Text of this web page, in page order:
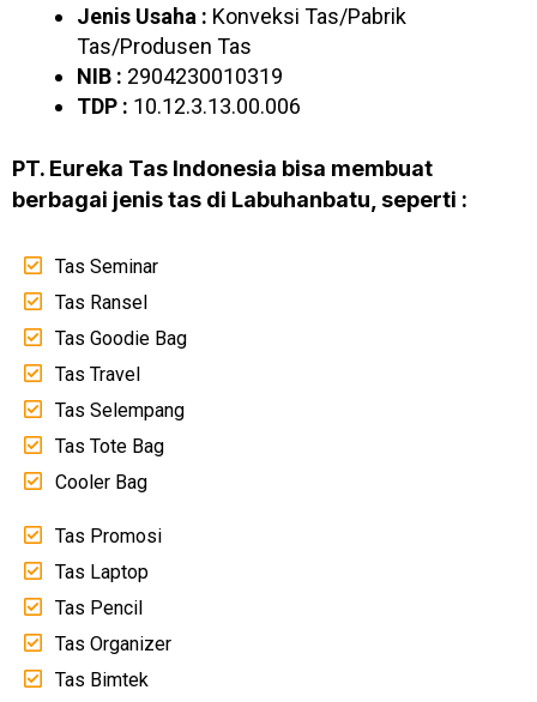
Jenis Usaha : Konveksi Tas/Pabrik
Tas/Produsen Tas
NIB : 2904230010319
TDP : 10.12.3.13.00.006
PT. Eureka Tas Indonesia bisa membuat
berbagai jenis tas di Labuhanbatu, seperti :
Tas Seminar
Tas Ransel
Tas Goodie Bag
Tas Travel
Tas Selempang
Tas Tote Bag
Cooler Bag
Tas Promosi
Tas Laptop
Tas Pencil
Tas Organizer
Tas Bimtek